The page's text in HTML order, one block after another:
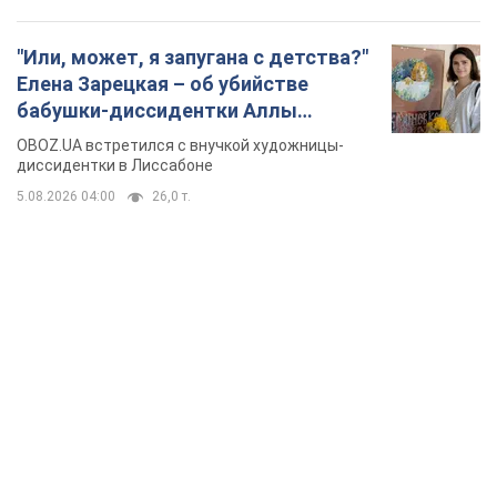
"Или, может, я запугана с детства?"
Елена Зарецкая – об убийстве
бабушки-диссидентки Аллы
Горской, критике сына Стуса и
бегстве в Португалию с пятью
детьми
OBOZ.UA встретился с внучкой художницы-
диссидентки в Лиссабоне
5.08.2026 04:00 26,0 т.